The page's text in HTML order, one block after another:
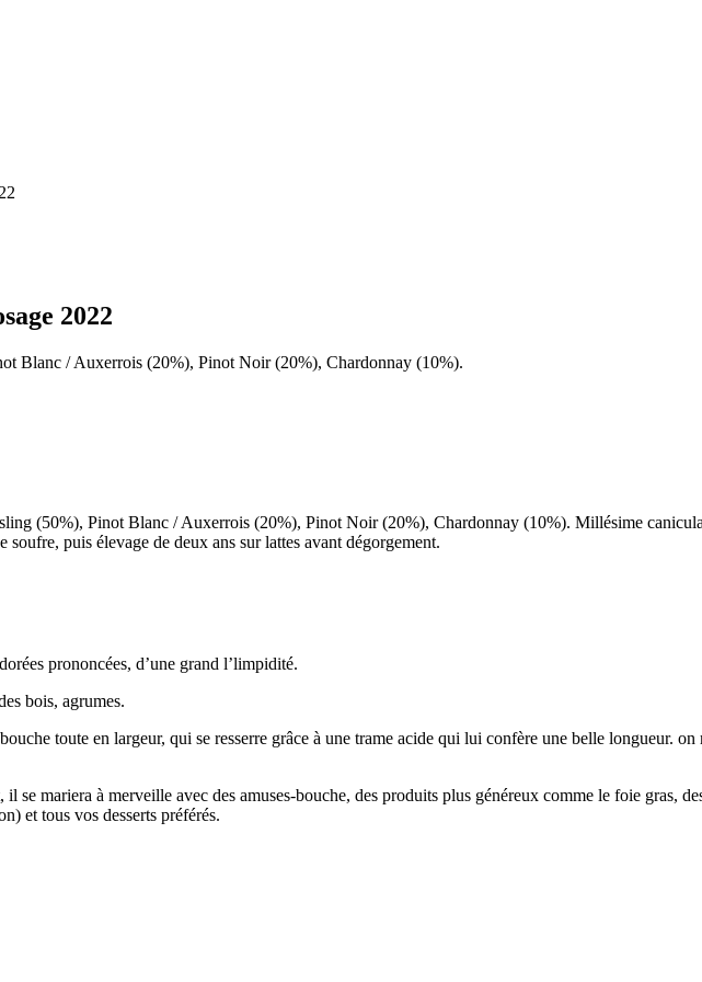
2022
Blanc / Auxerrois (20%), Pinot Noir (20%), Chardonnay (10%).
(50%), Pinot Blanc / Auxerrois (20%), Pinot Noir (20%), Chardonnay (10%). Millésime
puis élevage de deux ans sur lattes avant dégorgement.
prononcées, d’une grand l’limpidité.
bois, agrumes.
toute en largeur, qui se resserre grâce à une trame acide qui lui confère une belle longueur.
se mariera à merveille avec des amuses-bouche, des produits plus généreux comme le foie gras,
et tous vos desserts préférés.